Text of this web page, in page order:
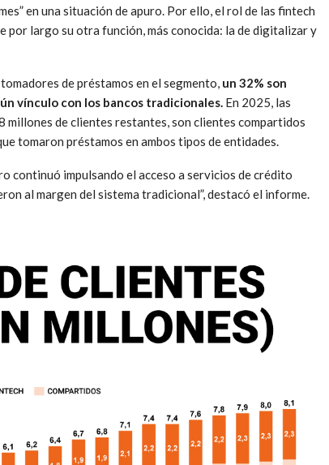
en una situación de apuro. Por ello, el rol de las fintech
por largo su otra función, más conocida: la de digitalizar y
de préstamos en el segmento, un 32% son
vínculo con los bancos tradicionales. En 2025, las
millones de clientes restantes, son clientes compartidos
tomaron préstamos en ambos tipos de entidades.
continuó impulsando el acceso a servicios de crédito
al margen del sistema tradicional”, destacó el informe.